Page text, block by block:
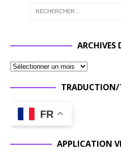
ARCHIVES
TRADUCTION/
FR
APPLICATION